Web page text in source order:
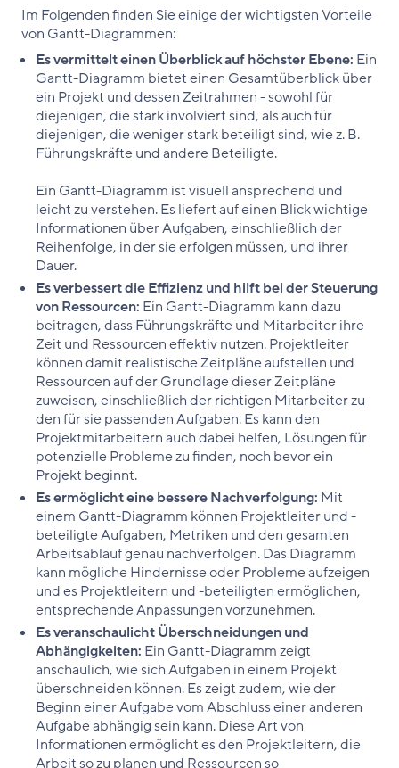
Im Folgenden finden Sie einige der wichtigsten Vorteile
von Gantt-Diagrammen:
Es vermittelt einen Überblick auf höchster Ebene: Ein
Gantt-Diagramm bietet einen Gesamtüberblick über
ein Projekt und dessen Zeitrahmen - sowohl für
diejenigen, die stark involviert sind, als auch für
diejenigen, die weniger stark beteiligt sind, wie z. B.
Führungskräfte und andere Beteiligte.
Ein Gantt-Diagramm ist visuell ansprechend und
leicht zu verstehen. Es liefert auf einen Blick wichtige
Informationen über Aufgaben, einschließlich der
Reihenfolge, in der sie erfolgen müssen, und ihrer
Dauer.
Es verbessert die Effizienz und hilft bei der Steuerung
von Ressourcen: Ein Gantt-Diagramm kann dazu
beitragen, dass Führungskräfte und Mitarbeiter ihre
Zeit und Ressourcen effektiv nutzen. Projektleiter
können damit realistische Zeitpläne aufstellen und
Ressourcen auf der Grundlage dieser Zeitpläne
zuweisen, einschließlich der richtigen Mitarbeiter zu
den für sie passenden Aufgaben. Es kann den
Projektmitarbeitern auch dabei helfen, Lösungen für
potenzielle Probleme zu finden, noch bevor ein
Projekt beginnt.
Es ermöglicht eine bessere Nachverfolgung: Mit
einem Gantt-Diagramm können Projektleiter und -
beteiligte Aufgaben, Metriken und den gesamten
Arbeitsablauf genau nachverfolgen. Das Diagramm
kann mögliche Hindernisse oder Probleme aufzeigen
und es Projektleitern und -beteiligten ermöglichen,
entsprechende Anpassungen vorzunehmen.
Es veranschaulicht Überschneidungen und
Abhängigkeiten: Ein Gantt-Diagramm zeigt
anschaulich, wie sich Aufgaben in einem Projekt
überschneiden können. Es zeigt zudem, wie der
Beginn einer Aufgabe vom Abschluss einer anderen
Aufgabe abhängig sein kann. Diese Art von
Informationen ermöglicht es den Projektleitern, die
Arbeit so zu planen und Ressourcen so